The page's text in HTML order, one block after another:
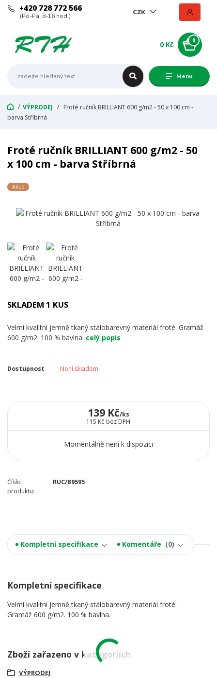
Menu
CZK
+420 728 772 566
(Po-Pá, 8-16 hod.)
0
0 Kč
VÝPRODEJ
Froté ručník BRILLIANT 600 g/m2 - 50 x 100 cm -
barva Stříbrná
Froté ručník BRILLIANT 600 g/m2 - 50
x 100 cm - barva Stříbrná
Akce
SKLADEM 1 KUS
Velmi kvalitní jemně tkaný stálobarevný materiál froté. Gramáž
600 g/m2. 100 % bavlna. celý popis
Dostupnost Není skladem
139 Kč/ks
115 Kč bez DPH
Momentálně není k dispozici
Číslo
produktu:
RUC/B9595
Kompletní specifikace Komentáře 0
Kompletní specifikace
Velmi kvalitní jemně tkaný stálobarevný materiál froté.
Gramáž 600 g/m2. 100 % bavlna.
Zboží zařazeno v kategoriích
VÝPRODEJ